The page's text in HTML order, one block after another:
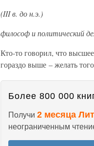
(III в. до н.э.)
философ и политический
Кто-то говорил, что
гораздо выше – желать
Более 800 000
Получи 2 месяца
неограниченным